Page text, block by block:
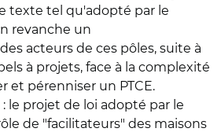
texte tel qu'adopté par le
revanche un
acteurs de ces pôles, suite à
à projets, face à la complexité
et pérenniser un PTCE.
le projet de loi adopté par le
de "facilitateurs" des maisons